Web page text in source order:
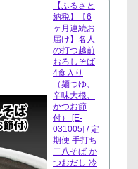
【ふるさと
納税】【6
ヶ月連続お
届け】名人
の打つ越前
おろしそば
4食入り
（麺つゆ、
辛味大根、
かつお節
付） [E-
031005] / 定
期便 手打ち
二八そば か
つおだし 冷